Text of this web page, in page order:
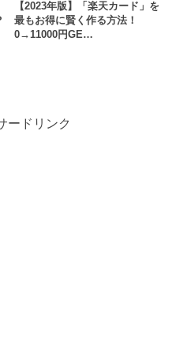
【2023年版】「楽天カード」を
最もお得に賢く作る方法！
0→11000円GE…
ードリンク